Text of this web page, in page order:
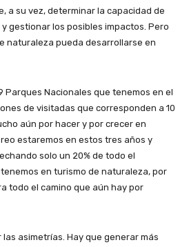
a su vez, determinar la capacidad de
gestionar los posibles impactos. Pero
naturaleza pueda desarrollarse en
Parques Nacionales que tenemos en el
de visitadas que corresponden a 10
aún por hacer y por crecer en
estaremos en estos tres años y
solo un 20% de todo el
en turismo de naturaleza, por
todo el camino que aún hay por
asimetrías. Hay que generar más